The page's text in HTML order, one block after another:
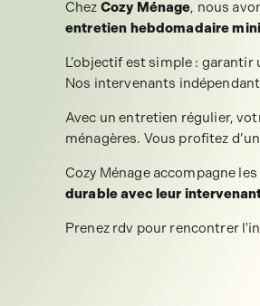
Chez Cozy Ménage, nous
entretien hebdomadaire
L’objectif est simple :
Nos intervenants
Avec un entretien régulier,
ménagères. Vous profitez
Cozy Ménage accompagne
durable avec leur
Prenez rdv pour rencontrer